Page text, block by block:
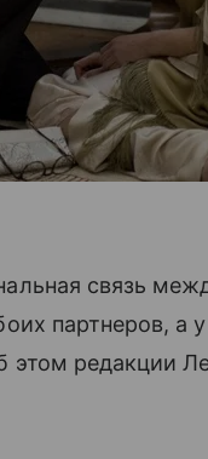
связь
партнеров, а
редакции